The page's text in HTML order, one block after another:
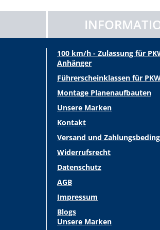
100 km/h - Zulassung für
Anhänger
Führerscheinklassen für
Montage Planenaufbauten
Unsere Marken
Kontakt
Versand und
Widerrufsrecht
Datenschutz
AGB
Impressum
Blogs
Unsere Marken